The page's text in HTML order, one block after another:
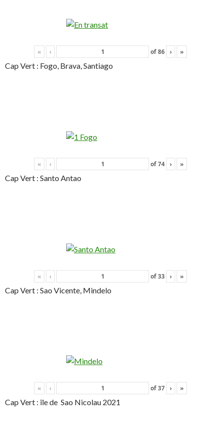
« ‹ of86 › »
Cap Vert : Fogo, Brava, Santiago
« ‹ of74 › »
Cap Vert : Santo Antao
« ‹ of33 › »
Cap Vert : Sao Vicente, Mindelo
« ‹ of37 › »
Cap Vert : île de Sao Nicolau 2021